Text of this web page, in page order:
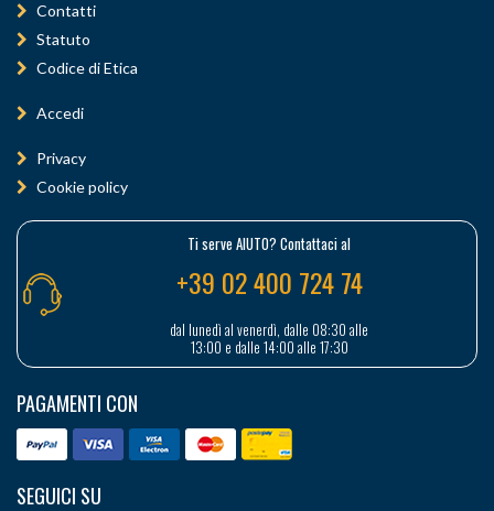
Contatti
Statuto
Codice di Etica
Accedi
Privacy
Cookie policy
Ti serve AIUTO? Contattaci al
+39 02 400 724 74
dal lunedì al venerdì, dalle 08:30 alle
13:00 e dalle 14:00 alle 17:30
PAGAMENTI CON
SEGUICI SU